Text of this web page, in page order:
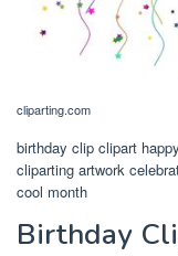
cliparting.com
birthday clip clipart
cliparting artwork
cool month
Birthday